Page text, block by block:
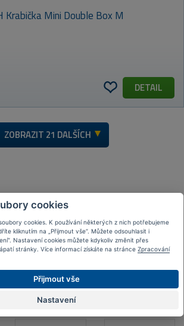
Krabička Mini Double Box M
DETAIL
ZOBRAZIT 21 DALŠÍCH
značky
cookies
cookies. K používání některých z nich potřebujeme
kliknutím na „Přijmout vše“. Můžete odsouhlasit i
Nastavení cookies můžete kdykoliv změnit přes
stránky. Více informací získáte na stránce Zpracování
Přijmout vše
Nastavení